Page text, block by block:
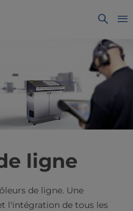
ligne
de ligne. Une
l'intégration de tous les